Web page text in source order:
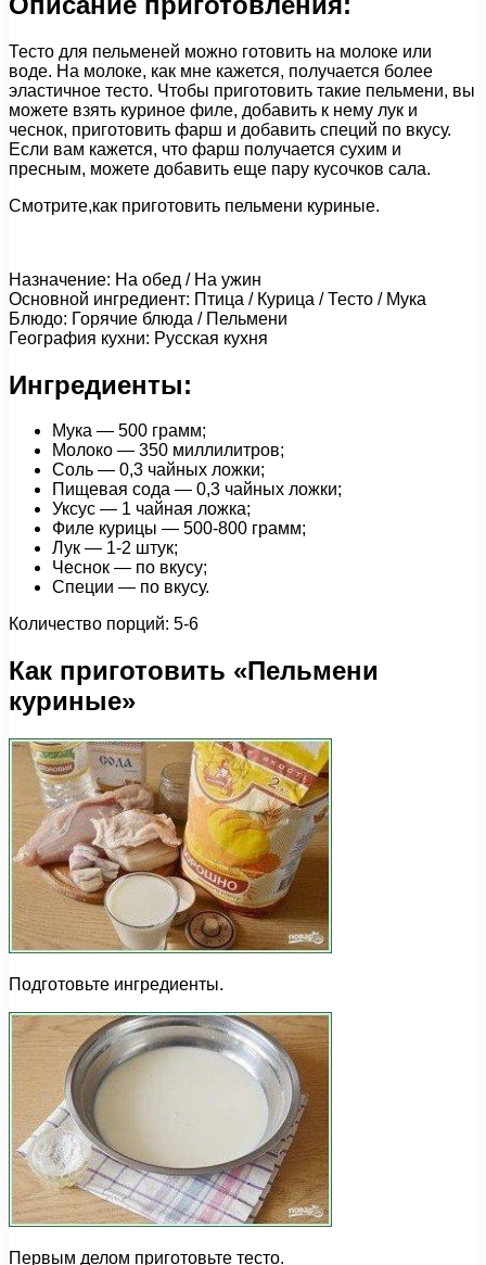
Тесто для пельменей можно готовить на молоке или
воде. На молоке, как мне кажется, получается более
эластичное тесто. Чтобы приготовить такие пельмени, вы
можете взять куриное филе, добавить к нему лук и
чеснок, приготовить фарш и добавить специй по вкусу.
Если вам кажется, что фарш получается сухим и
пресным, можете добавить еще пару кусочков сала.
Смотрите,как приготовить пельмени куриные.
Назначение: На обед / На ужин
Основной ингредиент: Птица / Курица / Тесто / Мука
Блюдо: Горячие блюда / Пельмени
География кухни: Русская кухня
Ингредиенты:
Мука — 500 грамм;
Молоко — 350 миллилитров;
Соль — 0,3 чайных ложки;
Пищевая сода — 0,3 чайных ложки;
Уксус — 1 чайная ложка;
Филе курицы — 500-800 грамм;
Лук — 1-2 штук;
Чеснок — по вкусу;
Специи — по вкусу.
Количество порций: 5-6
Как приготовить «Пельмени
куриные»
Подготовьте ингредиенты.
Первым делом приготовьте тесто.